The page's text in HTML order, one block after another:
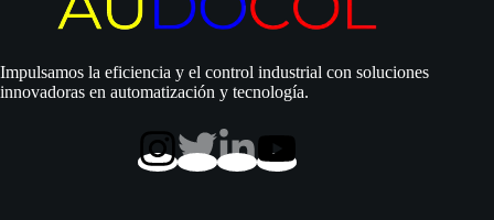
|
Monofásico
|
Impulsamos la eficiencia y el control industrial con soluciones
innovadoras en automatización y tecnología.